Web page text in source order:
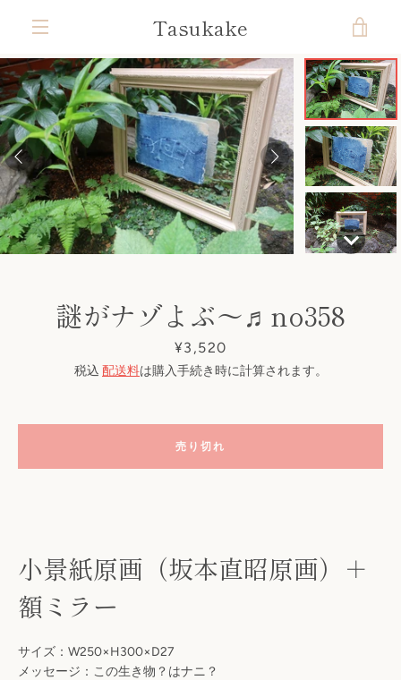
ン
ツ
に
ス
キ
ッ
プ
す
る
ニ
ュ
ー
Tasukake
ー
ト
を
見
る
謎がナゾよぶ〜♬no358
価
格
¥3,520
税込 配送料は購入手続き時に計算されます。
小景紙原画（坂本直昭原画）＋
額ミラー
サイズ：W250×H300×D27
メッセージ：この生き物？はナニ？
売り切れ
前 次
へ
ス
ラ
イ
ド
1
ス
ラ
イ
ド
2
ス
ラ
イ
ド
3
ス
ラ
イ
ド
4
ス
ラ
イ
ド
5
ス
ラ
イ
ド
6
ス
ラ
イ
ド
7
ス
ラ
イ
ド
8
ス
ラ
イ
ド
9